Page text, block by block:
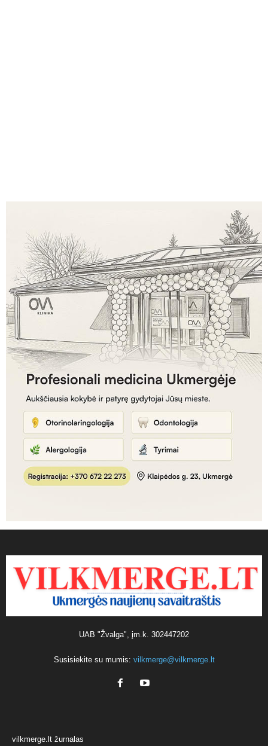
UAB "Žvalga", įm.k. 302447202
Susisiekite su mumis: vilkmerge@vilkmerge.lt
vilkmerge.lt žurnalas